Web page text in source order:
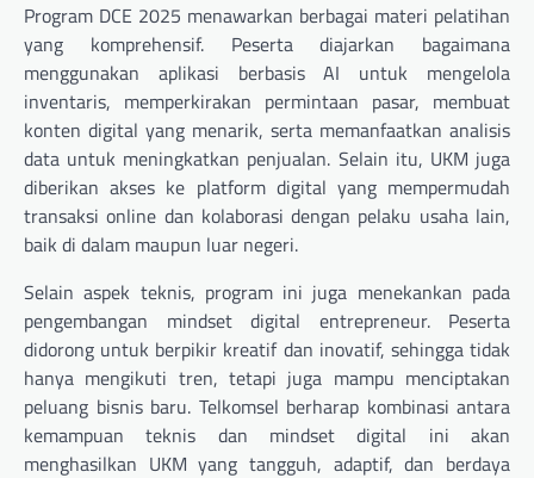
Program DCE 2025 menawarkan berbagai materi pelatihan
yang komprehensif. Peserta diajarkan bagaimana
menggunakan aplikasi berbasis AI untuk mengelola
inventaris, memperkirakan permintaan pasar, membuat
konten digital yang menarik, serta memanfaatkan analisis
data untuk meningkatkan penjualan. Selain itu, UKM juga
diberikan akses ke platform digital yang mempermudah
transaksi online dan kolaborasi dengan pelaku usaha lain,
baik di dalam maupun luar negeri.
Selain aspek teknis, program ini juga menekankan pada
pengembangan mindset digital entrepreneur. Peserta
didorong untuk berpikir kreatif dan inovatif, sehingga tidak
hanya mengikuti tren, tetapi juga mampu menciptakan
peluang bisnis baru. Telkomsel berharap kombinasi antara
kemampuan teknis dan mindset digital ini akan
menghasilkan UKM yang tangguh, adaptif, dan berdaya